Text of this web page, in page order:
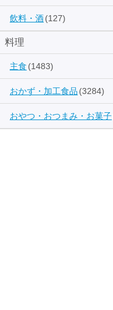
飲料・酒(127)
料理
主食 (1483)
おかず・加工食品 (3284)
おやつ・おつまみ・お菓子